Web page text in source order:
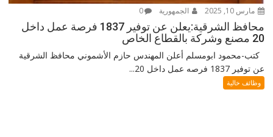
مارس 10, 2025 الجمهورية 0
محافظ الشرقية:يعلن عن توفير 1837 فرصة عمل داخل
20 مصنع وشركة بالقطاع الخاص
كتب-محمود ابومسلم أعلن المهندس حازم الأشموني محافظ الشرقية
عن توفير 1837 فرصه عمل داخل 20...
وظائف خالية